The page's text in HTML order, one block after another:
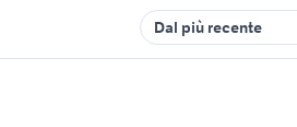
Dal più recente